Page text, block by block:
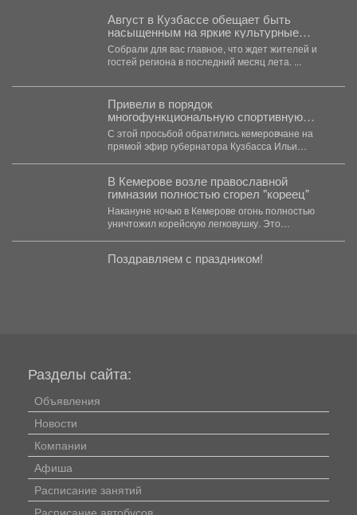
Август в Кузбассе обещает быть
насыщенным на яркие культурные
события.
Собрали для вас главное, что ждет жителей и
гостей региона в последний месяц лета. ...
Привели в порядок
многофункциональную спортивную
площадку на улице Притомская
Набережная, 1А
С этой просьбой обратились кемеровчане на
прямой эфир губернатора Кузбасса Ильи
В Кемерове возле православной
гимназии полностью сгорел "кореец"
Накануне ночью в Кемерове огонь полностью
уничтожил корейскую легковушку. Это
Поздравляем с праздником!
Разделы сайта:
Объявления
Новости
Компании
Афиша
Расписание занятий